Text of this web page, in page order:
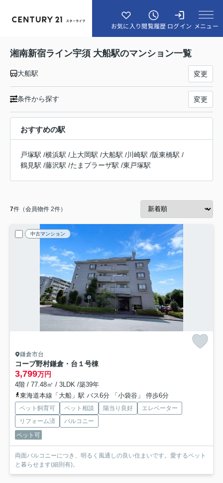
お気に入り閲覧履歴 ログイン メニュー
湘南新宿ライン宇須 大船駅のマンション一覧
大船駅 変更
条件から探す 変更
おすすめの駅
戸塚駅 /横浜駅 / 上大岡駅 /大船駅 /川崎駅 /阪東橋駅 /
鶴見駅 /藤沢駅 /たまプラーザ駅 /東戸塚駅
7件（会員物件 2件）
中古マンション
鎌倉市台
コープ野村鎌倉・台１号棟
3,799万円
4階 / 77.48㎡ / 3LDK /築39年
東海道本線「大船」駅 バス6分 「小袋谷」 停歩6分
ペット飼育可 ペット相談 陽当り良好
エレベーター
リフォーム済
バルコニー
ペット可
両面バルコニーにつき、明るく風通しの良い住まいです。愛するペット
と暮らせます(細則有)。